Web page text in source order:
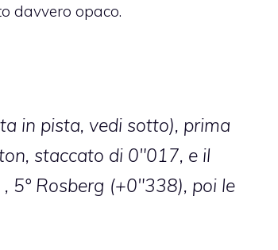
davvero opaco.
in pista, vedi sotto), prima
staccato di 0″017, e il
5° Rosberg (+0″338), poi le